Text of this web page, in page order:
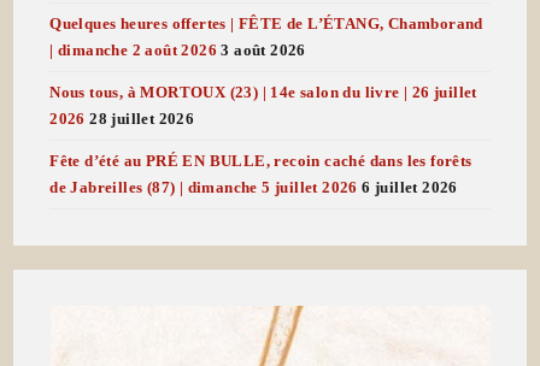
Quelques heures offertes | FÊTE de L’ÉTANG, Chamborand
| dimanche 2 août 2026 3 août 2026
Nous tous, à MORTOUX (23) | 14e salon du livre | 26 juillet
2026 28 juillet 2026
Fête d’été au PRÉ EN BULLE, recoin caché dans les forêts
de Jabreilles (87) | dimanche 5 juillet 2026 6 juillet 2026